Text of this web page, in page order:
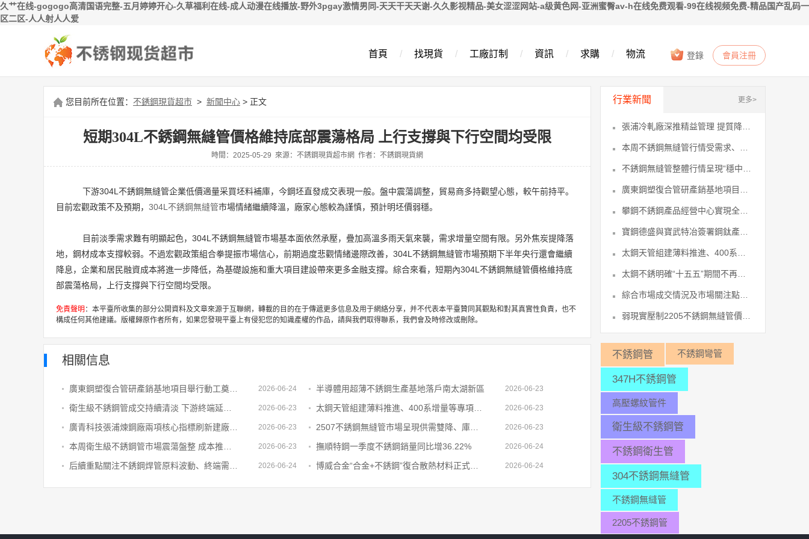
久艹在线-gogogo高清国语完整-五月婷婷开心-久草福利在线-成人动漫在线播放-野外3pgay激情男同-天天干天天谢-久久影视精品-美女涩涩网站-a级黄色网-亚洲蜜臀av-h在线免费观看-99在线视频免费-精品国产乱码一
区二区-人人射人人爱
登錄 會員注冊
首頁 / 找現貨 / 工廠訂制 / 資訊 / 求購 / 物流
您目前所在位置： 不銹鋼現貨超市 > 新聞中心 > 正文
短期304L不銹鋼無縫管價格維持底部震蕩格局 上行支撐與下行空間均受限
時間：2025-05-29 來源：不銹鋼現貨超市網 作者：不銹鋼現貨網
下游304L不銹鋼無縫管企業低價適量采買坯料補庫，今鋼坯直發成交表現一般。盤中震蕩調整，貿易商多持觀望心態，較午前持平。
目前宏觀政策不及預期， 304L不銹鋼無縫管市場情緒繼續降溫，廠家心態較為謹慎，預計明坯價弱穩。
目前淡季需求難有明顯起色，304L不銹鋼無縫管市場基本面依然承壓，疊加高溫多雨天氣來襲，需求增量空間有限。另外焦炭提降落
地，鋼材成本支撐較弱。不過宏觀政策組合拳提振市場信心，前期過度悲觀情緒邊際改善，304L不銹鋼無縫管市場預期下半年央行還會繼續
降息，企業和居民融資成本將進一步降低，為基礎設施和重大項目建設帶來更多金融支撐。綜合來看，短期內304L不銹鋼無縫管價格維持底
部震蕩格局，上行支撐與下行空間均受限。
免責聲明 ：本平臺所收集的部分公開資料及文章來源于互聯網，轉載的目的在于傳遞更多信息及用于網絡分享，并不代表本平臺贊同其觀點和對其真實性負責，也不
構成任何其他建議。版權歸原作者所有，如果您發現平臺上有侵犯您的知識產權的作品，請與我們取得聯系，我們會及時修改或刪除。
相關信息
2026-06-24 半導體用超薄不銹鋼生產基地落戶南太湖新區 2026-06-23
2026-06-23 2026-06-23
2026-06-23 2026-06-23
2026-06-23 撫順特鋼一季度不銹鋼銷量同比增36.22% 2026-06-24
2026-06-24 2026-06-24
行業新聞 更多>
不銹鋼管 不銹鋼彎管
347H不銹鋼管
高壓螺紋管件
衛生級不銹鋼管
不銹鋼衛生管
304不銹鋼無縫管
不銹鋼無縫管
2205不銹鋼管